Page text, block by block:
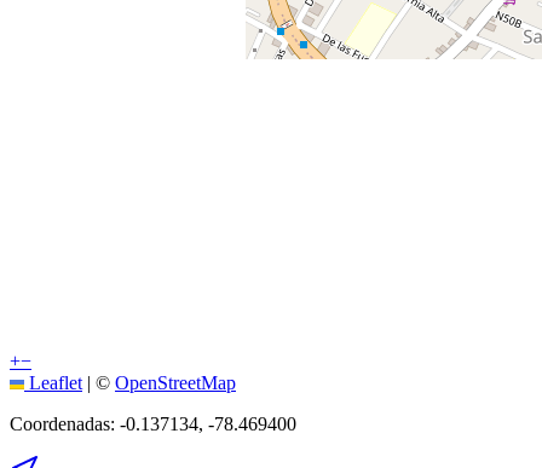
+−
Leaflet | © OpenStreetMap
Coordenadas: -0.137134, -78.469400